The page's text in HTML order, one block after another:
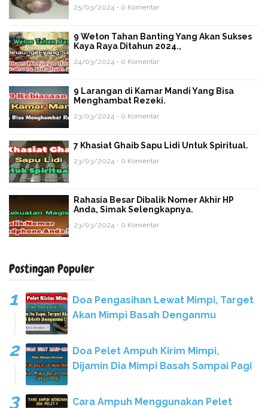
25/03/2024 - 0 Komentar
9 Weton Tahan Banting Yang Akan Sukses
Kaya Raya Ditahun 2024.,
24/03/2024 - 0 Komentar
9 Larangan di Kamar Mandi Yang Bisa
Menghambat Rezeki.
23/03/2024 - 0 Komentar
7 Khasiat Ghaib Sapu Lidi Untuk Spiritual.
23/03/2024 - 0 Komentar
Rahasia Besar Dibalik Nomer Akhir HP
Anda, Simak Selengkapnya.
23/03/2024 - 0 Komentar
Postingan Populer
Doa Pengasihan Lewat Mimpi, Target
Akan Mimpi Basah Denganmu
Doa Pelet Ampuh Kirim Mimpi,
Dijamin Dia Mimpi Basah Sampai Pagi
Cara Ampuh Menggunakan Pelet